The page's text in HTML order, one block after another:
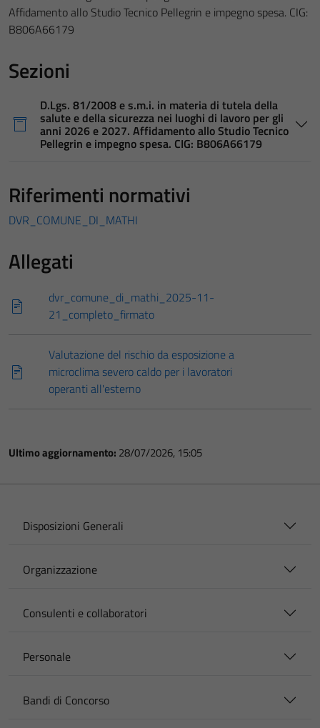
Affidamento allo Studio Tecnico Pellegrin e impegno spesa. CIG:
B806A66179
Sezioni
D.Lgs. 81/2008 e s.m.i. in materia di tutela della
salute e della sicurezza nei luoghi di lavoro per gli
anni 2026 e 2027. Affidamento allo Studio Tecnico
Pellegrin e impegno spesa. CIG: B806A66179
Riferimenti normativi
DVR_COMUNE_DI_MATHI
Allegati
dvr_comune_di_mathi_2025-11-
21_completo_firmato
Valutazione del rischio da esposizione a
microclima severo caldo per i lavoratori
operanti all'esterno
Ultimo aggiornamento: 28/07/2026, 15:05
Disposizioni Generali
Organizzazione
Consulenti e collaboratori
Personale
Bandi di Concorso